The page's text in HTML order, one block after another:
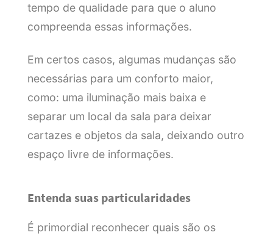
tempo de qualidade para que o aluno
compreenda essas informações.
Em certos casos, algumas mudanças são
necessárias para um conforto maior,
como: uma iluminação mais baixa e
separar um local da sala para deixar
cartazes e objetos da sala, deixando outro
espaço livre de informações.
Entenda suas particularidades
É primordial reconhecer quais são os